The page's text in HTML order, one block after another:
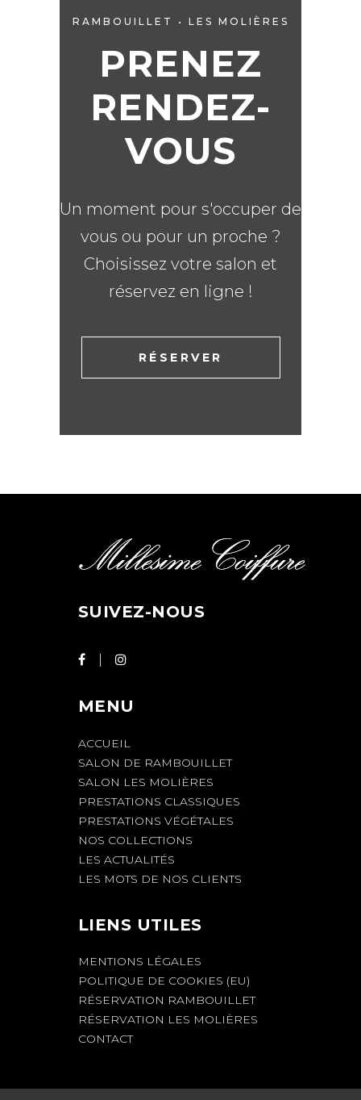
RAMBOUILLET • LES MOLIÈRES
PRENEZ
RENDEZ-
VOUS
Un moment pour s'occuper de
vous ou pour un proche ?
Choisissez votre salon et
réservez en ligne !
RÉSERVER
SUIVEZ-NOUS
MENU
ACCUEIL
SALON DE RAMBOUILLET
SALON LES MOLIÈRES
PRESTATIONS CLASSIQUES
PRESTATIONS VÉGÉTALES
NOS COLLECTIONS
LES ACTUALITÉS
LES MOTS DE NOS CLIENTS
LIENS UTILES
MENTIONS LÉGALES
POLITIQUE DE COOKIES (EU)
RÉSERVATION RAMBOUILLET
RÉSERVATION LES MOLIÈRES
CONTACT